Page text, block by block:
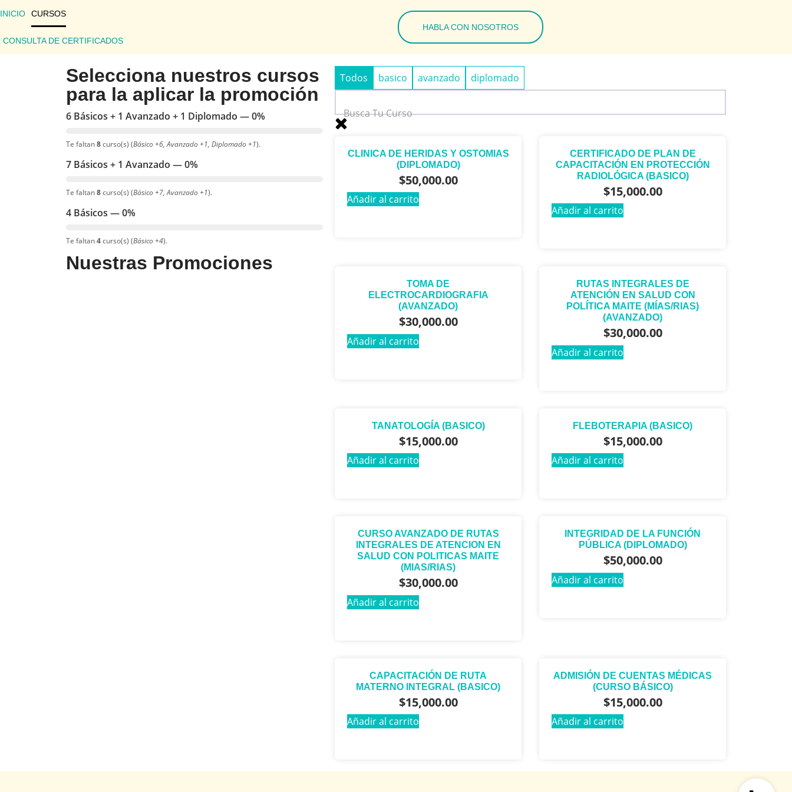
INICIO CURSOS
CONSULTA DE CERTIFICADOS
HABLA CON NOSOTROS
Selecciona nuestros cursos
para la aplicar la promoción
6 Básicos + 1 Avanzado + 1 Diplomado — 0%
Te faltan8curso(s) (Básico +6, Avanzado +1, Diplomado +1).
7 Básicos + 1 Avanzado — 0%
Te faltan8curso(s) (Básico +7, Avanzado +1).
4 Básicos — 0%
Te faltan4curso(s) (Básico +4).
Nuestras Promociones
basico avanzado diplomado
Todos
CLINICA DE HERIDAS Y OSTOMIAS
(DIPLOMADO)
$50,000.00
Añadir al carrito
CERTIFICADO DE PLAN DE
CAPACITACIÓN EN PROTECCIÓN
RADIOLÓGICA (BASICO)
$15,000.00
Añadir al carrito
TOMA DE
ELECTROCARDIOGRAFIA
(AVANZADO)
$30,000.00
Añadir al carrito
RUTAS INTEGRALES DE
ATENCIÓN EN SALUD CON
POLÍTICA MAITE (MÍAS/RIAS)
(AVANZADO)
$30,000.00
Añadir al carrito
TANATOLOGÍA (BASICO)
$15,000.00
Añadir al carrito
FLEBOTERAPIA (BASICO)
$15,000.00
Añadir al carrito
CURSO AVANZADO DE RUTAS
INTEGRALES DE ATENCION EN
SALUD CON POLITICAS MAITE
(MIAS/RIAS)
$30,000.00
Añadir al carrito
INTEGRIDAD DE LA FUNCIÓN
PÚBLICA (DIPLOMADO)
$50,000.00
Añadir al carrito
CAPACITACIÓN DE RUTA
MATERNO INTEGRAL (BASICO)
$15,000.00
Añadir al carrito
ADMISIÓN DE CUENTAS MÉDICAS
(CURSO BÁSICO)
$15,000.00
Añadir al carrito